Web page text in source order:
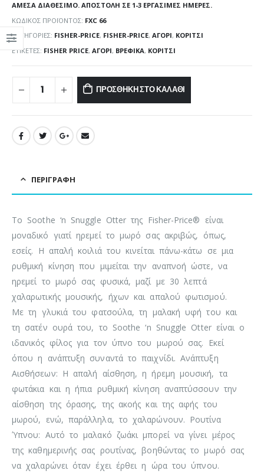
ΆΜΕΣΑ ΔΙΑΘΈΣΙΜΟ. ΑΠΟΣΤΟΛΉ ΣΕ 1-3 ΕΡΓΆΣΙΜΕΣ ΗΜΈΡΕΣ.
ΚΩΔΙΚΌΣ ΠΡΟΪΌΝΤΟΣ: FXC 66
ΚΑΤΗΓΟΡΊΕΣ: FISHER-PRICE, FISHER-PRICE, ΑΓΌΡΙ, ΚΟΡΊΤΣΙ
ΕΤΙΚΈΤΕΣ: FISHER PRICE, ΑΓΌΡΙ, ΒΡΕΦΙΚΆ, ΚΟΡΊΤΣΙ
ΠΡΟΣΘΉΚΗ ΣΤΟ ΚΑΛΆΘΙ
ΠΕΡΙΓΡΑΦΉ
Το Soothe ‘n Snuggle Otter της Fisher-Price® είναι
μοναδικό γιατί ηρεμεί το μωρό σας ακριβώς, όπως,
εσείς. Η απαλή κοιλιά του κινείται πάνω-κάτω σε μια
ρυθμική κίνηση που μιμείται την αναπνοή ώστε, να
ηρεμεί το μωρό σας φυσικά, μαζί με 30 λεπτά
χαλαρωτικής μουσικής, ήχων και απαλού φωτισμού.
Με τη γλυκιά του φατσούλα, τη μαλακή υφή του και
τη σατέν ουρά του, το Soothe ‘n Snuggle Otter είναι ο
ιδανικός φίλος για τον ύπνο του μωρού σας. Εκεί
όπου η ανάπτυξη συναντά το παιχνίδι. Ανάπτυξη
Αισθήσεων: Η απαλή αίσθηση, η ήρεμη μουσική, τα
φωτάκια και η ήπια ρυθμική κίνηση αναπτύσσουν την
αίσθηση της όρασης, της ακοής και της αφής του
μωρού, ενώ, παράλληλα, το χαλαρώνουν. Ρουτίνα
Ύπνου: Αυτό το μαλακό ζωάκι μπορεί να γίνει μέρος
της καθημερινής σας ρουτίνας, βοηθώντας το μωρό σας
να χαλαρώνει όταν έχει έρθει η ώρα του ύπνου.